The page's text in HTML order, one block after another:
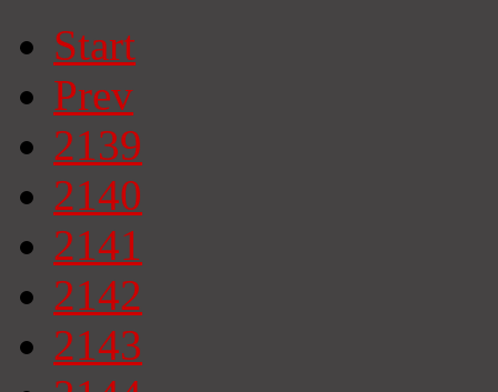
Start
Prev
2139
2140
2141
2142
2143